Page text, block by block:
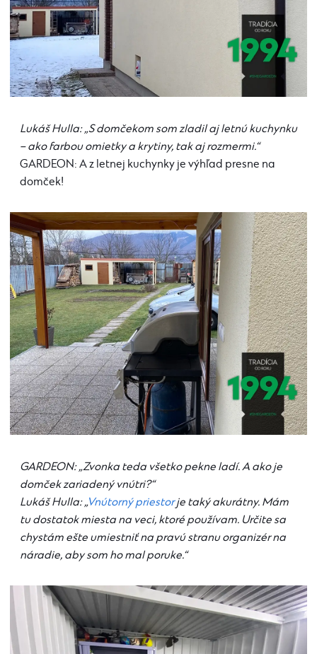
Lukáš Hulla: „S domčekom som zladil aj letnú kuchynku
– ako farbou omietky a krytiny, tak aj rozmermi.“
GARDEON: A z letnej kuchynky je výhľad presne na
domček!
GARDEON: „Zvonka teda všetko pekne ladí. A ako je
domček zariadený vnútri?“
Lukáš Hulla: „Vnútorný priestorje taký akurátny. Mám
tu dostatok miesta na veci, ktoré používam. Určite sa
chystám ešte umiestniť na pravú stranu organizér na
náradie, aby som ho mal poruke.“